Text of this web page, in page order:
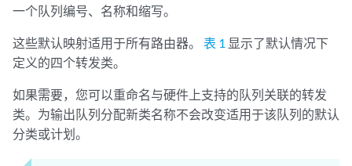
一个队列编号、名称和缩写。
这些默认映射适用于所有路由器。 表 1 显示了默认情况下
定义的四个转发类。
如果需要，您可以重命名与硬件上支持的队列关联的转发
类。为输出队列分配新类名称不会改变适用于该队列的默认
分类或计划。